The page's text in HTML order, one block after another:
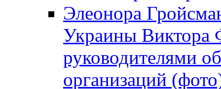
Элеонора
Украины Виктора
руководителями
организаций